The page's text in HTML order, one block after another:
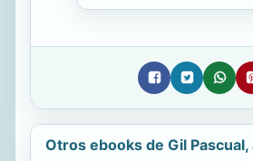
Otros ebooks de Gil